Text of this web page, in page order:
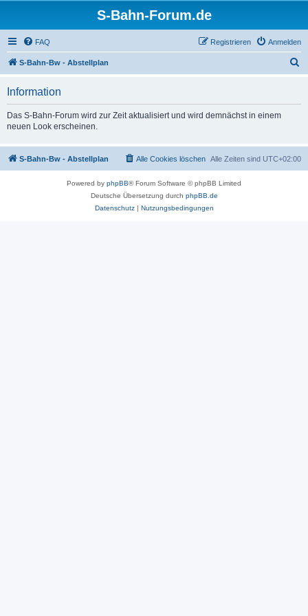
S-Bahn-Forum.de
FAQ Anmelden
Registrieren
S-Bahn-Bw - Abstellplan
Information
Das S-Bahn-Forum wird zur Zeit aktualisiert und wird demnächst in einem
neuen Look erscheinen.
S-Bahn-Bw - Abstellplan Alle Zeiten sind UTC+02:00
Alle Cookies löschen
Powered by phpBB® Forum Software © phpBB Limited
Deutsche Übersetzung durch phpBB.de
Datenschutz| Nutzungsbedingungen